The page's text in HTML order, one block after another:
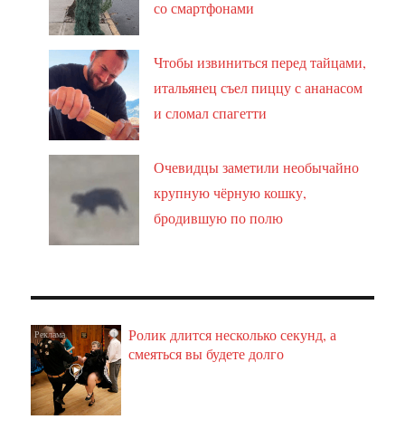
со смартфонами
Чтобы извиниться перед тайцами,
итальянец съел пиццу с ананасом
и сломал спагетти
Очевидцы заметили необычайно
крупную чёрную кошку,
бродившую по полю
i
Ролик длится несколько секунд, а
смеяться вы будете долго